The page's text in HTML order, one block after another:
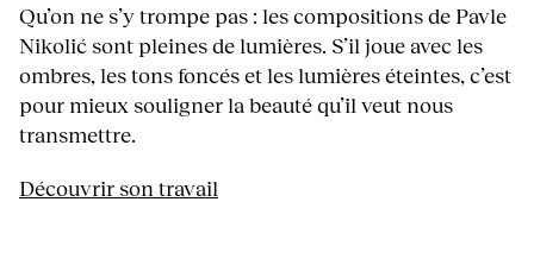
Qu’on ne s’y trompe pas : les compositions de Pavle
Nikolić sont pleines de lumières. S’il joue avec les
ombres, les tons foncés et les lumières éteintes, c’est
pour mieux souligner la beauté qu’il veut nous
transmettre.
Découvrir son travail